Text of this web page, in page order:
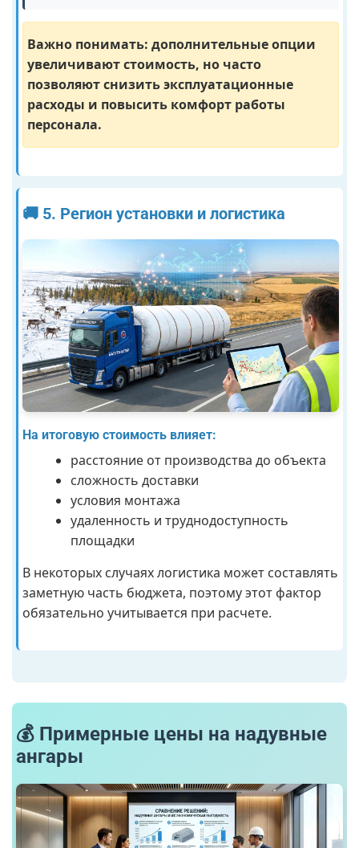
Важно понимать: дополнительные опции
увеличивают стоимость, но часто
позволяют снизить эксплуатационные
расходы и повысить комфорт работы
персонала.
🚚 5. Регион установки и логистика
На итоговую стоимость влияет:
расстояние от производства до объекта
сложность доставки
условия монтажа
удаленность и труднодоступность
площадки
В некоторых случаях логистика может составлять
заметную часть бюджета, поэтому этот фактор
обязательно учитывается при расчете.
💰 Примерные цены на надувные
ангары